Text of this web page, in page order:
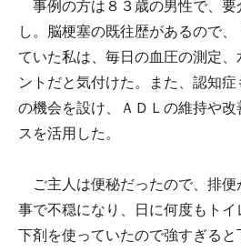
事例の方は８３歳の男性で、要
し。脳梗塞の既往歴があるので
ていた私は、毎日の血圧の測定、
ントだと気付けた。また、認知
の機会を設け、ＡＤＬの維持や
スを活用した。
ご主人は便秘だったので、排便
事で不穏になり、日に何度もトイ
下剤を使っていたので強すぎる